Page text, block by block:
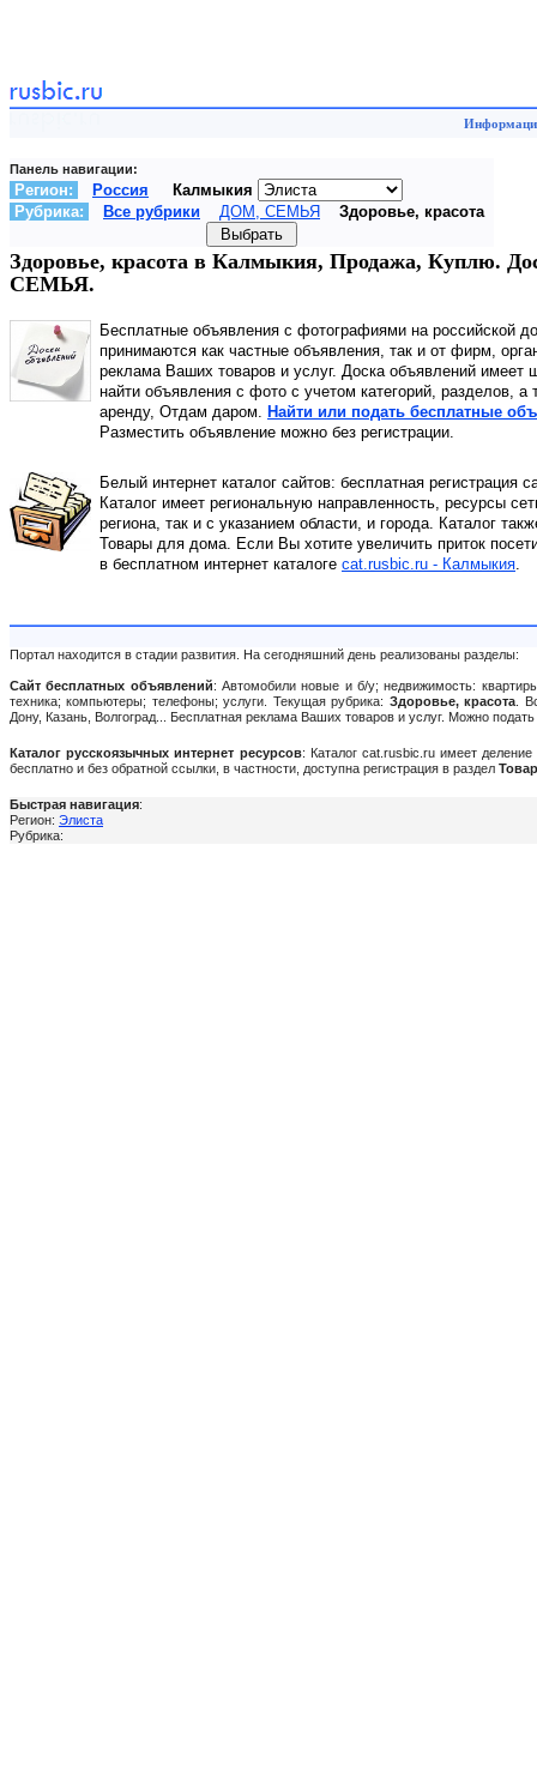
Панель навигации:
Регион: Россия
Калмыкия
Рубрика:
Все рубрики ДОМ, СЕМЬЯ Здоровье, красота
Здоровье, красота в Калмыкия, Продажа, Куплю.
СЕМЬЯ.
Бесплатные объявления с фотографиями на российской
принимаются как частные объявления, так и от фирм,
реклама Ваших товаров и услуг. Доска объявлений
найти объявления с фото с учетом категорий,
аренду, Отдам даром. Найти или подать бесплатные
Разместить объявление можно без регистрации.
Белый интернет каталог сайтов: бесплатная регистрация
Каталог имеет региональную направленность, ресурсы
региона, так и с указанием области, и города. Каталог
Товары для дома. Если Вы хотите увеличить приток
в бесплатном интернет каталоге cat.rusbic.ru - Калмыкия.
Портал находится в стадии развития. На сегодняшний день реализованы разделы:
Сайт бесплатных объявлений: Автомобили новые и б/у; недвижимость:
техника; компьютеры; телефоны; услуги. Текущая рубрика: Здоровье, красота .
Дону, Казань, Волгоград... Бесплатная реклама Ваших товаров и услуг. Можно
Каталог русскоязычных интернет ресурсов: Каталог cat.rusbic.ru имеет
бесплатно и без обратной ссылки, в частности, доступна регистрация в раздел
Быстрая навигация:
Регион: Элиста
Рубрика: